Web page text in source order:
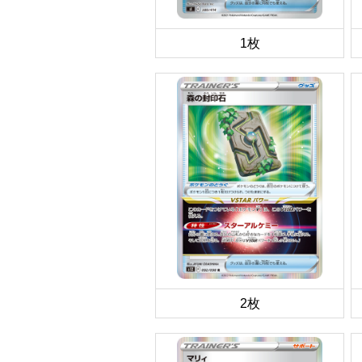
1枚
2枚